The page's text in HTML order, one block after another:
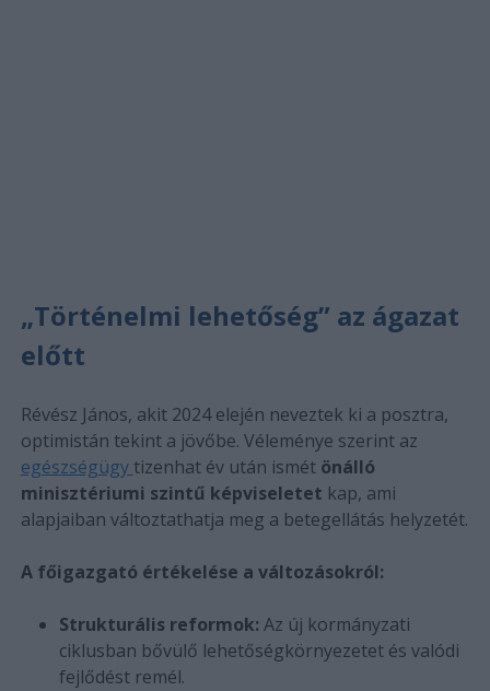
„Történelmi lehetőség” az ágazat
előtt
Révész János, akit 2024 elején neveztek ki a posztra,
optimistán tekint a jövőbe. Véleménye szerint az
egészségügy tizenhat év után ismét önálló
minisztériumi szintű képviseletet kap, ami
alapjaiban változtathatja meg a betegellátás helyzetét.
A főigazgató értékelése a változásokról:
Strukturális reformok: Az új kormányzati
ciklusban bővülő lehetőségkörnyezetet és valódi
fejlődést remél.